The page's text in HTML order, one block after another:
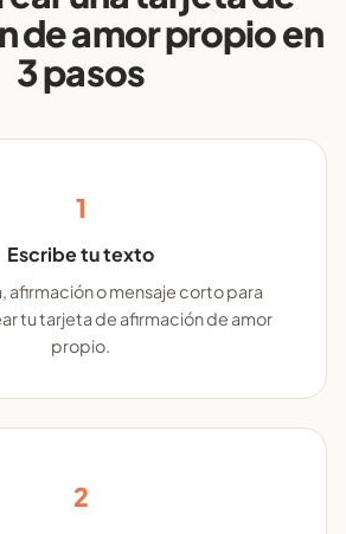
de amor propio en
3 pasos
1
Escribe tu texto
afirmación o mensaje corto para
tu tarjeta de afirmación de amor
propio.
2